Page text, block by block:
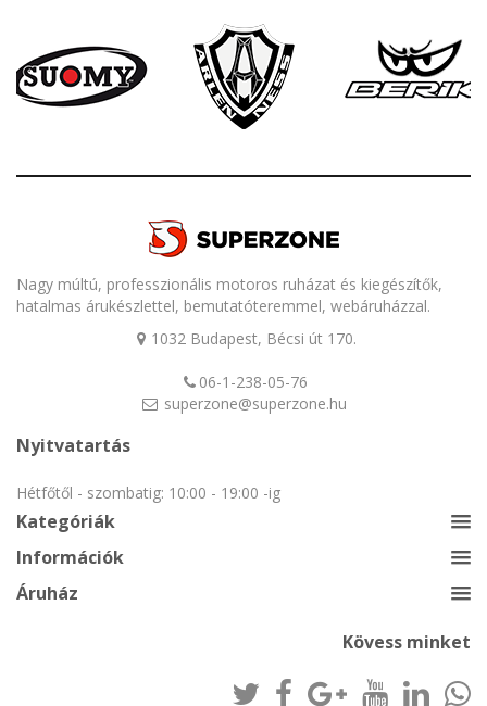
Nagy múltú, professzionális motoros ruházat és kiegészítők,
hatalmas árukészlettel, bemutatóteremmel, webáruházzal.
1032 Budapest, Bécsi út 170.
06-1-238-05-76
superzone@superzone.hu
Nyitvatartás
Hétfőtől - szombatig: 10:00 - 19:00 -ig
Kategóriák
Információk
Áruház
Kövess minket